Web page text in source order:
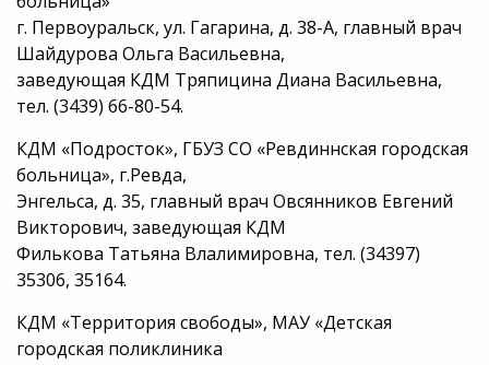
г. Первоуральск, ул. Гагарина, д. 38-А, главный врач
Шайдурова Ольга Васильевна,
заведующая КДМ Тряпицина Диана Васильевна,
тел. (3439) 66-80-54.
КДМ «Подросток», ГБУЗ СО «Ревдиннская городская
больница», г.Ревда,
Энгельса, д. 35, главный врач Овсянников Евгений
Викторович, заведующая КДМ
Филькова Татьяна Влалимировна, тел. (34397)
35306, 35164.
КДМ «Территория свободы», МАУ «Детская
городская поликлиника